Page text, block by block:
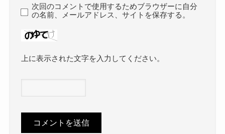
次回のコメントで使用するためブラウザーに自分
の名前、メールアドレス、サイトを保存する。
上に表示された文字を入力してください。